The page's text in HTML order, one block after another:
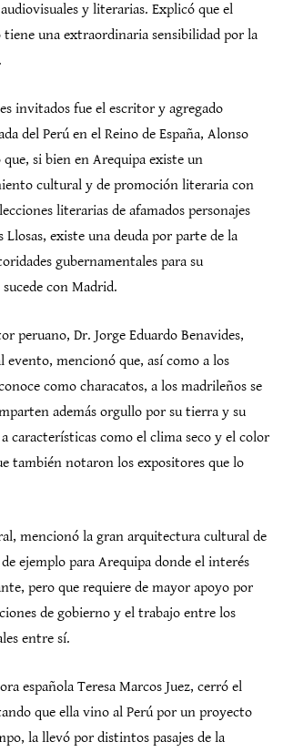
y literarias. Explicó que el
tiene una extraordinaria sensibilidad por la
invitados fue el escritor y agregado
del Perú en el Reino de España, Alonso
que, si bien en Arequipa existe un
cultural y de promoción literaria con
literarias de afamados personajes
Llosas, existe una deuda por parte de la
gubernamentales para su
con Madrid.
peruano, Dr. Jorge Eduardo Benavides,
mencionó que, así como a los
como characatos, a los madrileños se
además orgullo por su tierra y su
características como el clima seco y el color
también notaron los expositores que lo
mencionó la gran arquitectura cultural de
ejemplo para Arequipa donde el interés
pero que requiere de mayor apoyo por
de gobierno y el trabajo entre los
entre sí.
española Teresa Marcos Juez, cerró el
que ella vino al Perú por un proyecto
la llevó por distintos pasajes de la